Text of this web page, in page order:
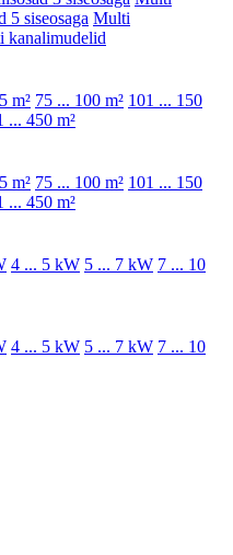
5 siseosaga Multi
kanalimudelid
m² 75 ... 100 m² 101 ... 150
... 450 m²
m² 75 ... 100 m² 101 ... 150
... 450 m²
4 ... 5 kW 5 ... 7 kW 7 ... 10
4 ... 5 kW 5 ... 7 kW 7 ... 10